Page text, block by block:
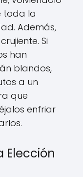
toda la
Además,
Si
han
blandos,
a un
que
enfriar
Elección